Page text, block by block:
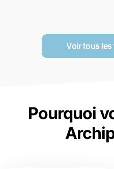
Voir tous
Pourquoi